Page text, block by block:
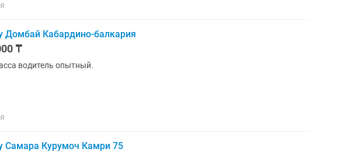
Домбай Кабардино-балкария
₸
водитель опытный.
Самара Курумоч Камри 75